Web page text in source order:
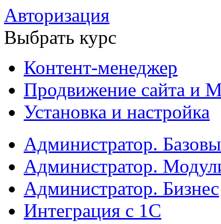
Авторизация
Выбрать курс
Контент-менеджер
Продвижение сайта и
Установка и настройка
Администратор.
Администратор.
Администратор. Бизнес
Интеграция с 1С